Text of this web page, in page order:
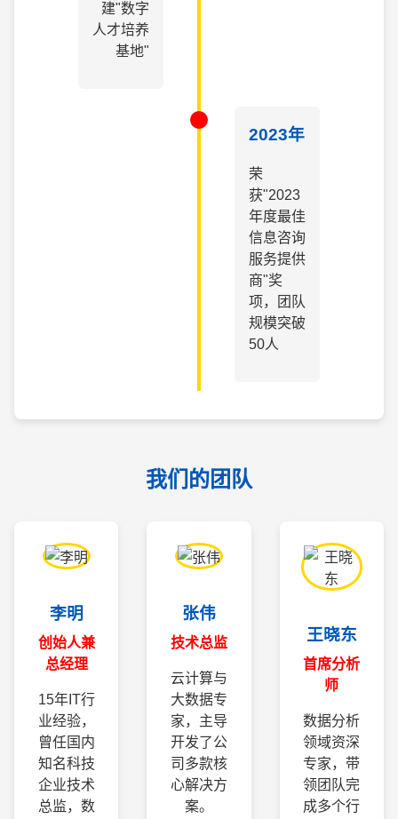
建"数字
人才培养
基地"
2023年
荣
获"2023
年度最佳
信息咨询
服务提供
商"奖
项，团队
规模突破
50人
我们的团队
李明
创始人兼
总经理
15年IT行
业经验，
曾任国内
知名科技
企业技术
总监，数
张伟
技术总监
云计算与
大数据专
家，主导
开发了公
司多款核
心解决方
案。
王晓东
首席分析
师
数据分析
领域资深
专家，带
领团队完
成多个行